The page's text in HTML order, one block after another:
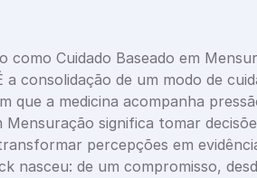
Cuidado Baseado em
consolidação de um modo de
que a medicina acompanha
significa tomar
percepções em
nasceu: de um compromisso,